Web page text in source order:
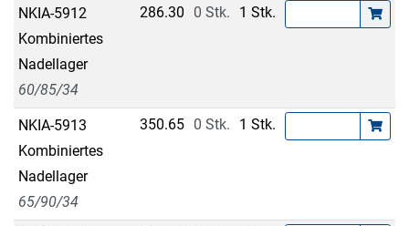
NKIA-5912
Kombiniertes
Nadellager
60/85/34
286.30 0 Stk. 1 Stk.
NKIA-5913
Kombiniertes
Nadellager
65/90/34
350.65 0 Stk. 1 Stk.